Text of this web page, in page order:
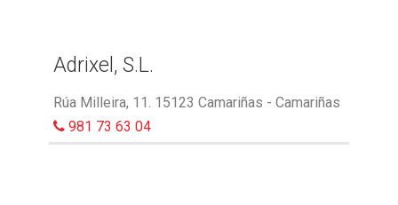
Adrixel, S.L.
Rúa Milleira, 11. 15123 Camariñas - Camariñas
981 73 63 04